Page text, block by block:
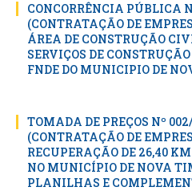
CONCORRÊNCIA PÚBLICA
(CONTRATAÇÃO DE
ÁREA DE CONSTRUÇÃO
SERVIÇOS DE
FNDE DO MUNICIPIO DE
TOMADA DE PREÇOS Nº
(CONTRATAÇÃO DE
RECUPERAÇÃO DE 26,40
NO MUNICÍPIO DE NOVA
PLANILHAS E